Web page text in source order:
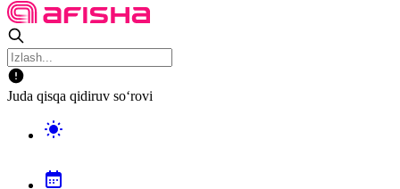
Juda qisqa qidiruv so‘rovi